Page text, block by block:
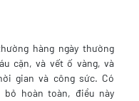
hàng ngày thường
cặn, và vết ố vàng, và
gian và công sức. Có
bỏ hoàn toàn, điều này